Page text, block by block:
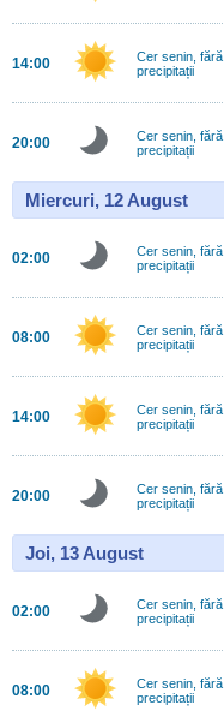
14:00
Cer senin, fără
precipitații
20:00
Cer senin, fără
precipitații
Miercuri, 12 August
02:00
Cer senin, fără
precipitații
08:00
Cer senin, fără
precipitații
14:00
Cer senin, fără
precipitații
20:00
Cer senin, fără
precipitații
Joi, 13 August
02:00
Cer senin, fără
precipitații
08:00
Cer senin, fără
precipitații